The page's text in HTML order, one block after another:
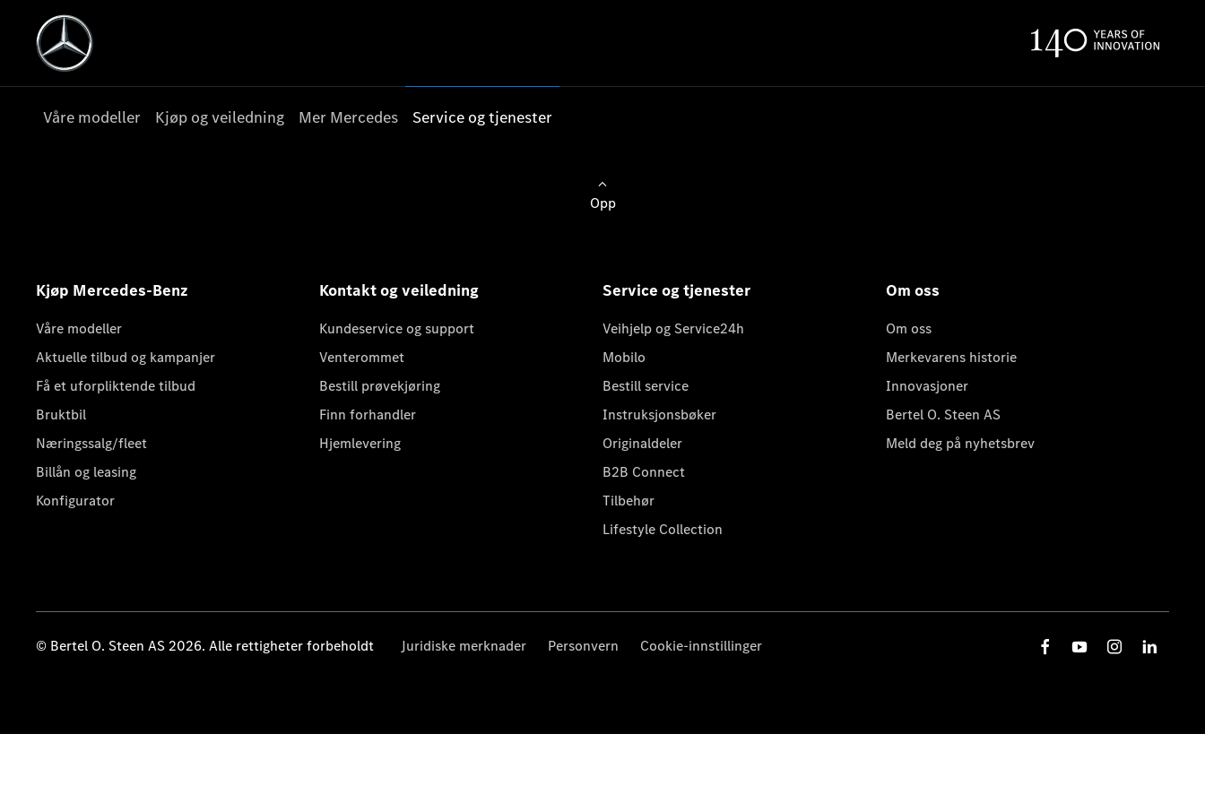
Våre modeller Kjøp og veiledning Mer Mercedes Service og tjenester
Opp
Kjøp Mercedes-Benz
Våre modeller
Aktuelle tilbud og kampanjer
Få et uforpliktende tilbud
Bruktbil
Næringssalg/fleet
Billån og leasing
Konfigurator
Kontakt og veiledning
Kundeservice og support
Venterommet
Bestill prøvekjøring
Finn forhandler
Hjemlevering
Service og tjenester
Veihjelp og Service24h
Mobilo
Bestill service
Instruksjonsbøker
Originaldeler
B2B Connect
Tilbehør
Lifestyle Collection
Om oss
Om oss
Merkevarens historie
Innovasjoner
Bertel O. Steen AS
Meld deg på nyhetsbrev
© Bertel O. Steen AS 2026. Alle rettigheter forbeholdt Juridiske merknader Personvern Cookie-innstillinger